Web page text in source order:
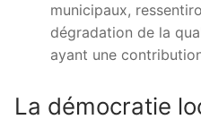
municipaux,
dégradation de la
ayant une
La démocratie